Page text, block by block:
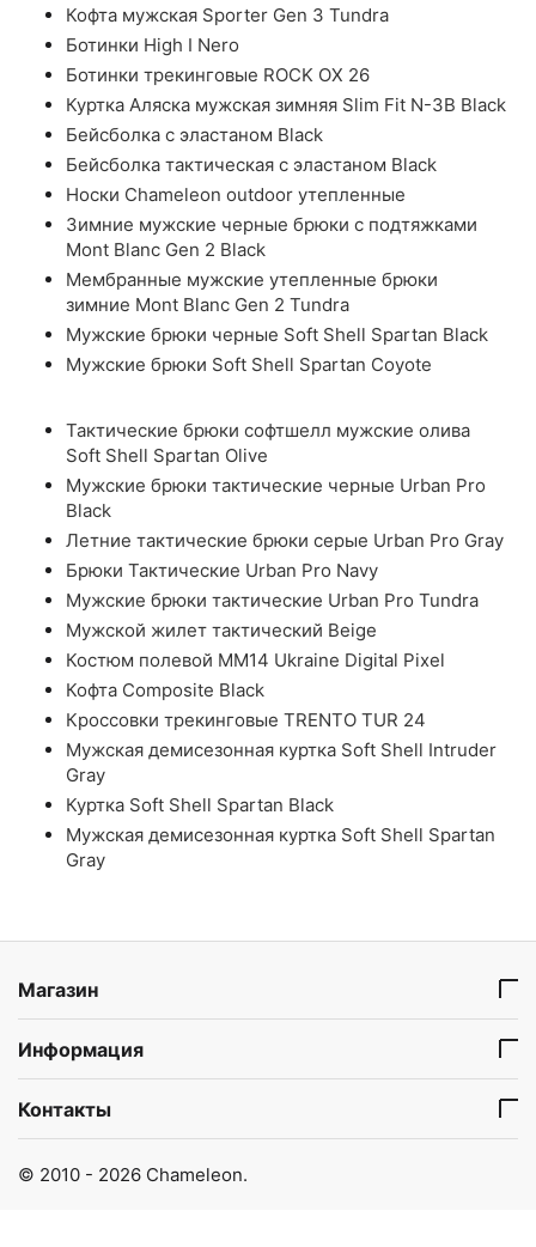
Кофта мужская Sporter Gen 3 Tundra
Ботинки High I Nero
Ботинки трекинговые ROCK OX 26
Куртка Аляска мужская зимняя Slim Fit N-3B Black
Бейсболка с эластаном Black
Бейсболка тактическая с эластаном Black
Носки Chameleon outdoor утепленные
Зимние мужские черные брюки с подтяжками
Mont Blanc Gen 2 Black
Мембранные мужские утепленные брюки
зимние Mont Blanc Gen 2 Tundra
Мужские брюки черные Soft Shell Spartan Black
Мужские брюки Soft Shell Spartan Coyote
Тактические брюки софтшелл мужские олива
Soft Shell Spartan Olive
Мужские брюки тактические черные Urban Pro
Black
Летние тактические брюки серые Urban Pro Gray
Брюки Тактические Urban Pro Navy
Мужские брюки тактические Urban Pro Tundra
Мужской жилет тактический Beige
Костюм полевой ММ14 Ukraine Digital Pixel
Кофта Composite Black
Кроссовки трекинговые TRENTO TUR 24
Мужская демисезонная куртка Soft Shell Intruder
Gray
Куртка Soft Shell Spartan Black
Мужская демисезонная куртка Soft Shell Spartan
Gray
Магазин
Информация
Контакты
© 2010 - 2026 Chameleon.